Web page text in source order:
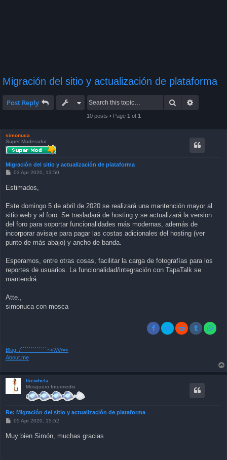
Migración del sitio y actualización de plataforma
Post Reply Search
10 posts • Page 1 of 1
simonuca
Super Moderador
Migración del sitio y actualización de plataforma
P
t
03 Apr 2020, 13:50
Estimados,
Este domingo 5 de abril de 2020 se realizará una mantención mayor al
sitio web y al foro. Se trasladará de hosting y se actualizará la version
del foro para soportar funcionalidades más modernas, además de
incorporar avisaje para pagar las costas adicionales del hosting (ver
punto de más abajo) y ancho de banda.
Esperamos, entre otras cosas, facilitar la carga de fotografías para los
reportes de usuarios. La funcionalidad/integración con TapaTalk se
mantendrá.
Atte.,
simonuca con mosca
Blog: /`````````````~<?////=<
About.me
ftrewhela
Mosquero Intermedio
Re: Migración del sitio y actualización de plataforma
P
t
05 Apr 2020, 15:52
Muy bien Simón, muchas gracias